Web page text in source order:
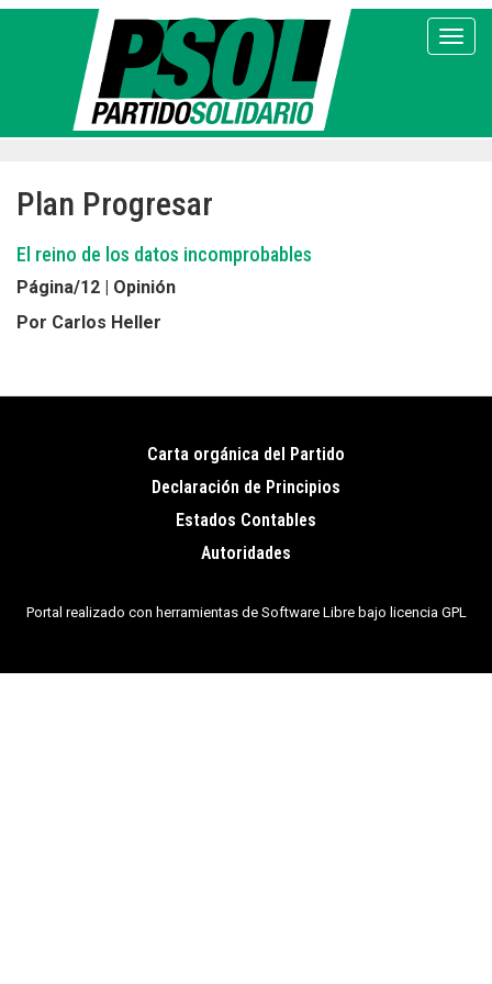
Pasar
Plan Progresar
El reino de los datos incomprobables
Página/12 | Opinión
Por Carlos Heller
Pie
de
página
Carta orgánica del Partido
Declaración de Principios
Estados Contables
Autoridades
Portal realizado con herramientas de Software Libre bajo licencia GPL